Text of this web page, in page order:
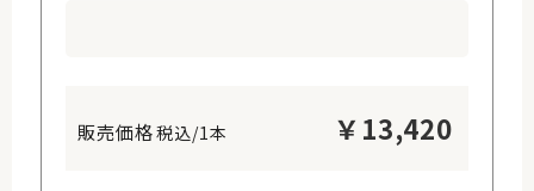
税込/1本 ￥ 13,420